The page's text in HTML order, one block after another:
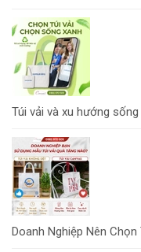
Túi vải và xu hướng sống
Doanh Nghiệp Nên Chọn